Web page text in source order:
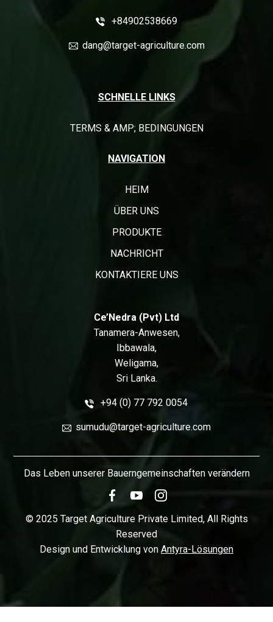
+84902538669
dang@target-agriculture.com
SCHNELLE LINKS
TERMS & AMP; BEDINGUNGEN
NAVIGATION
HEIM
ÜBER UNS
PRODUKTE
NACHRICHT
KONTAKTIERE UNS
Ce’Nedra (Pvt) Ltd
Tanamera-Anwesen,
Ibbawala,
Weligama,
Sri Lanka.
+94 (0) 77 792 0054
sumudu@target-agriculture.com
Das Leben unserer Bauerngemeinschaften verändern
© 2025 Target Agriculture Private Limited, All Rights
Reserved
Design und Entwicklung von Antyra-Lösungen